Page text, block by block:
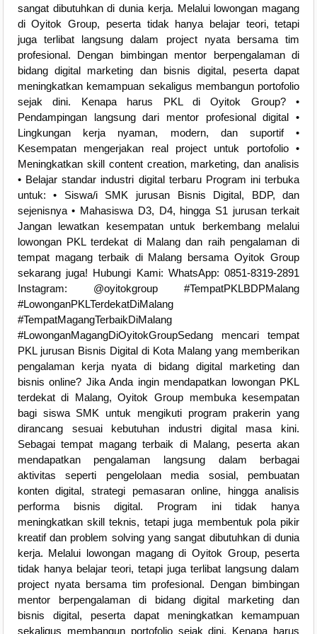
sangat dibutuhkan di dunia kerja. Melalui lowongan magang
di Oyitok Group, peserta tidak hanya belajar teori, tetapi
juga terlibat langsung dalam project nyata bersama tim
profesional. Dengan bimbingan mentor berpengalaman di
bidang digital marketing dan bisnis digital, peserta dapat
meningkatkan kemampuan sekaligus membangun portofolio
sejak dini. Kenapa harus PKL di Oyitok Group? •
Pendampingan langsung dari mentor profesional digital •
Lingkungan kerja nyaman, modern, dan suportif •
Kesempatan mengerjakan real project untuk portofolio •
Meningkatkan skill content creation, marketing, dan analisis
• Belajar standar industri digital terbaru Program ini terbuka
untuk: • Siswa/i SMK jurusan Bisnis Digital, BDP, dan
sejenisnya • Mahasiswa D3, D4, hingga S1 jurusan terkait
Jangan lewatkan kesempatan untuk berkembang melalui
lowongan PKL terdekat di Malang dan raih pengalaman di
tempat magang terbaik di Malang bersama Oyitok Group
sekarang juga! Hubungi Kami: WhatsApp: 0851-8319-2891
Instagram: @oyitokgroup #TempatPKLBDPMalang
#LowonganPKLTerdekatDiMalang
#TempatMagangTerbaikDiMalang
#LowonganMagangDiOyitokGroupSedang mencari tempat
PKL jurusan Bisnis Digital di Kota Malang yang memberikan
pengalaman kerja nyata di bidang digital marketing dan
bisnis online? Jika Anda ingin mendapatkan lowongan PKL
terdekat di Malang, Oyitok Group membuka kesempatan
bagi siswa SMK untuk mengikuti program prakerin yang
dirancang sesuai kebutuhan industri digital masa kini.
Sebagai tempat magang terbaik di Malang, peserta akan
mendapatkan pengalaman langsung dalam berbagai
aktivitas seperti pengelolaan media sosial, pembuatan
konten digital, strategi pemasaran online, hingga analisis
performa bisnis digital. Program ini tidak hanya
meningkatkan skill teknis, tetapi juga membentuk pola pikir
kreatif dan problem solving yang sangat dibutuhkan di dunia
kerja. Melalui lowongan magang di Oyitok Group, peserta
tidak hanya belajar teori, tetapi juga terlibat langsung dalam
project nyata bersama tim profesional. Dengan bimbingan
mentor berpengalaman di bidang digital marketing dan
bisnis digital, peserta dapat meningkatkan kemampuan
sekaligus membangun portofolio sejak dini. Kenapa harus